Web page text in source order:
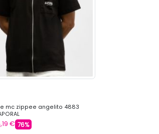
mc zippee angelito 4883
€ 76%